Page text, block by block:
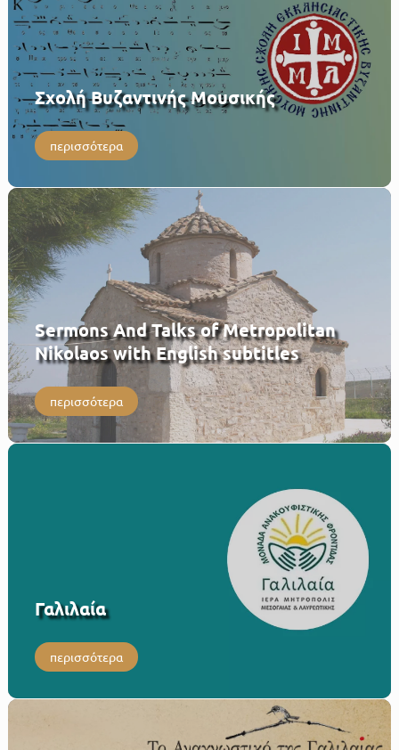
Σχολή Βυζαντινής Μουσικής
περισσότερα
Sermons And Talks of Metropolitan
Nikolaos with English subtitles
περισσότερα
Γαλιλαία
περισσότερα